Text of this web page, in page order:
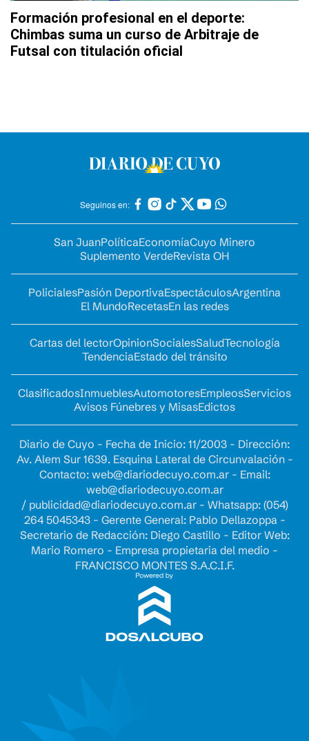
Formación profesional en el deporte:
Chimbas suma un curso de Arbitraje de
Futsal con titulación oficial
Seguinos en:
San JuanPolíticaEconomíaCuyo Minero
Suplemento VerdeRevista OH
PolicialesPasión DeportivaEspectáculosArgentina
El MundoRecetasEn las redes
Cartas del lectorOpinionSocialesSaludTecnología
TendenciaEstado del tránsito
ClasificadosInmueblesAutomotoresEmpleosServicios
Avisos Fúnebres y MisasEdictos
Diario de Cuyo - Fecha de Inicio: 11/2003 - Dirección:
Av. Alem Sur 1639. Esquina Lateral de Circunvalación -
Contacto: web@diariodecuyo.com.ar- Email:
web@diariodecuyo.com.ar
/ publicidad@diariodecuyo.com.ar- Whatsapp: (054)
264 5045343 - Gerente General: Pablo Dellazoppa -
Secretario de Redacción: Diego Castillo - Editor Web:
Mario Romero - Empresa propietaria del medio -
FRANCISCO MONTES S.A.C.I.F.